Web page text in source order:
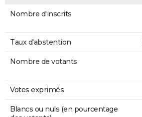
Nombre d'inscrits
Taux d'abstention
Nombre de votants
Votes exprimés
Blancs ou nuls (en pourcentage